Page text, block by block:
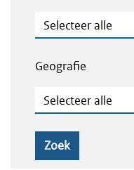
Publicatietype
Geografie
Geografie
Zoek